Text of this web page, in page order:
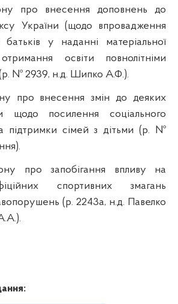
про внесення доповнень до
України (щодо впровадження
батьків у наданні матеріальної
освіти повнолітніми
№ 2939, н.д. Шипко А.Ф.).
про внесення змін до деяких
щодо посилення соціального
підтримки сімей з дітьми (р. №
про запобігання впливу на
спортивних змагань
(р. 2243а, н.д. Павелко